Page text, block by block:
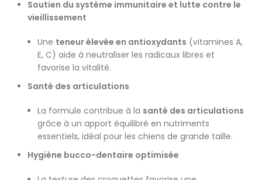
Soutien du système immunitaire et lutte contre le
vieillissement
Une teneur élevée en antioxydants (vitamines A,
E, C) aide à neutraliser les radicaux libres et
favorise la vitalité.
Santé des articulations
La formule contribue à la santé des articulations
grâce à un apport équilibré en nutriments
essentiels, idéal pour les chiens de grande taille.
Hygiène bucco-dentaire optimisée